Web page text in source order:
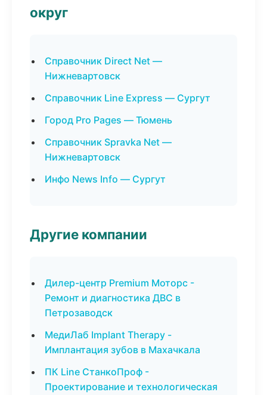
округ
Справочник Direct Net —
Нижневартовск
Справочник Line Express — Сургут
Город Pro Pages — Тюмень
Справочник Spravka Net —
Нижневартовск
Инфо News Info — Сургут
Другие компании
Дилер-центр Premium Моторс -
Ремонт и диагностика ДВС в
Петрозаводск
МедиЛаб Implant Therapy -
Имплантация зубов в Махачкала
ПК Line СтанкоПроф -
Проектирование и технологическая